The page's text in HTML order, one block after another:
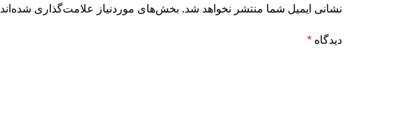
نشانی ایمیل شما منتشر نخواهد شد. بخش‌های موردنیاز علامت‌گذاری شده‌اند
دیدگاه *